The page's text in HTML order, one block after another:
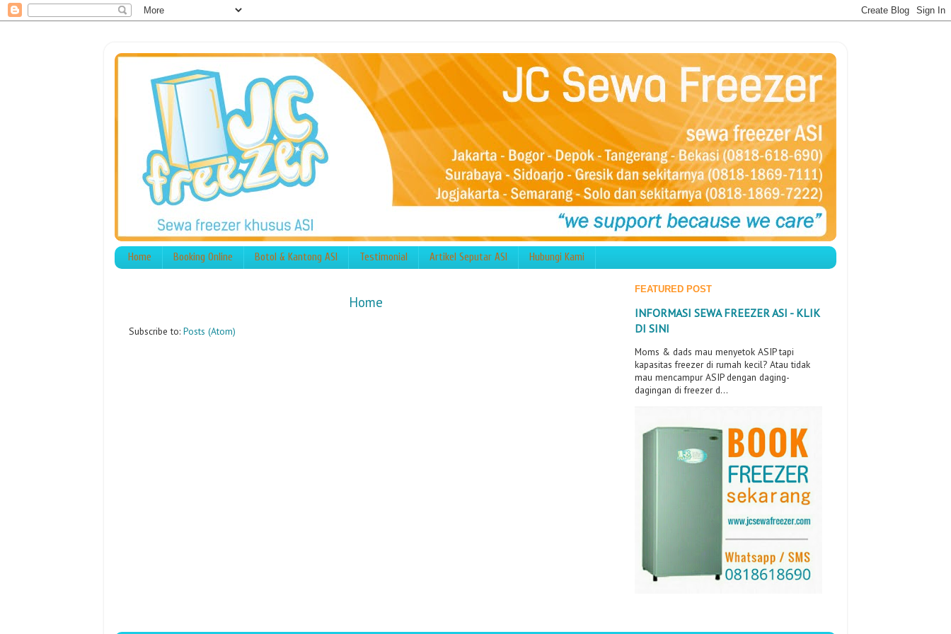
Home Booking Online Botol & Kantong ASI Testimonial Artikel Seputar ASI Hubungi Kami
Home
Subscribe to: Posts (Atom)
FEATURED POST
INFORMASI SEWA FREEZER ASI - KLIK
DI SINI
Moms & dads mau menyetok ASIP tapi
kapasitas freezer di rumah kecil? Atau tidak
mau mencampur ASIP dengan daging-
dagingan di freezer d...